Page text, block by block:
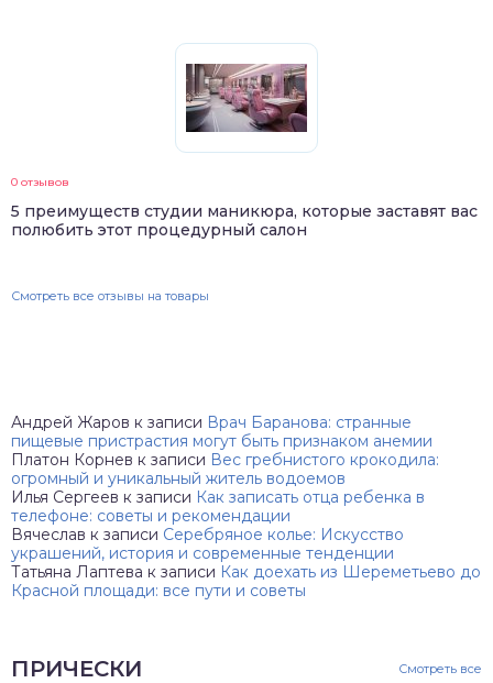
0 отзывов
5 преимуществ студии маникюра, которые заставят вас
полюбить этот процедурный салон
Смотреть все отзывы на товары
Андрей Жаров к записи Врач Баранова: странные
пищевые пристрастия могут быть признаком анемии
Платон Корнев к записи Вес гребнистого крокодила:
огромный и уникальный житель водоемов
Илья Сергеев к записи Как записать отца ребенка в
телефоне: советы и рекомендации
Вячеслав к записи Серебряное колье: Искусство
украшений, история и современные тенденции
Татьяна Лаптева к записи Как доехать из Шереметьево до
Красной площади: все пути и советы
ПРИЧЕСКИ Смотреть все